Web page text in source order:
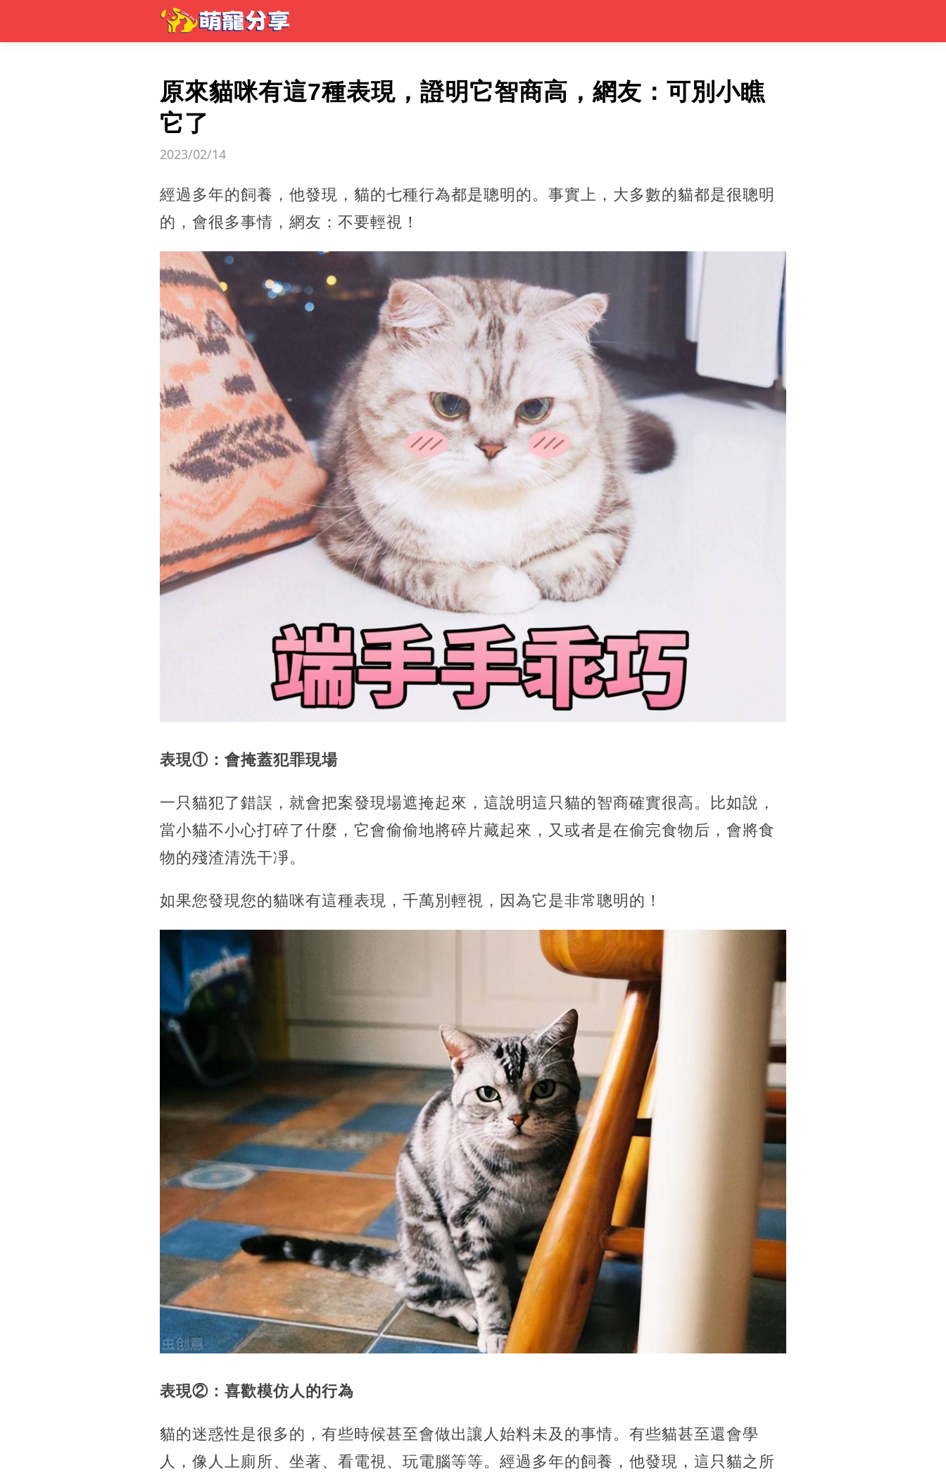
原來貓咪有這7種表現，證明它智商高，網友：可別小瞧
它了
2023/02/14
經過多年的飼養，他發現，貓的七種行為都是聰明的。事實上，大多數的貓都是很聰明
的，會很多事情，網友：不要輕視！
表現①：會掩蓋犯罪現場
一只貓犯了錯誤，就會把案發現場遮掩起來，這說明這只貓的智商確實很高。比如說，
當小貓不小心打碎了什麼，它會偷偷地將碎片藏起來，又或者是在偷完食物后，會將食
物的殘渣清洗干凈。
如果您發現您的貓咪有這種表現，千萬別輕視，因為它是非常聰明的！
表現②：喜歡模仿人的行為
貓的迷惑性是很多的，有些時候甚至會做出讓人始料未及的事情。有些貓甚至還會學
人，像人上廁所、坐著、看電視、玩電腦等等。經過多年的飼養，他發現，這只貓之所